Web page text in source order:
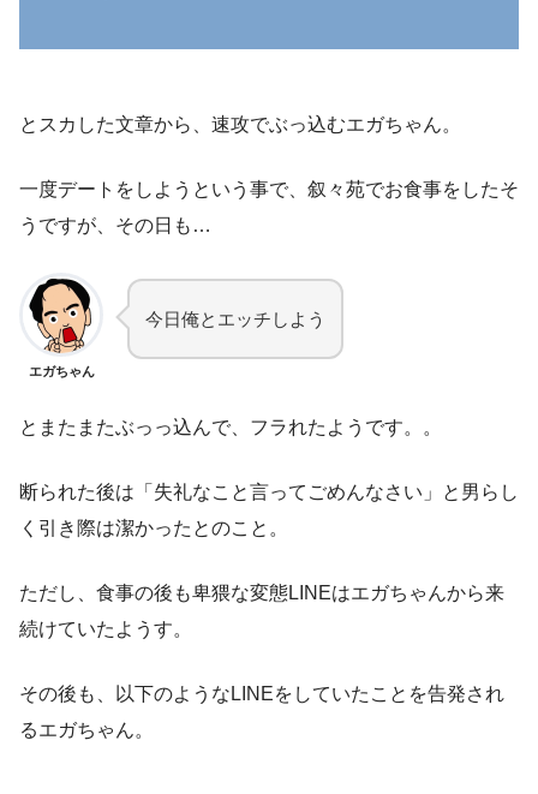
とスカした文章から、速攻でぶっ込むエガちゃん。
一度デートをしようという事で、叙々苑でお食事をしたそ
うですが、その日も…
エガちゃん
今日俺とエッチしよう
とまたまたぶっっ込んで、フラれたようです。。
断られた後は「失礼なこと言ってごめんなさい」と男らし
く引き際は潔かったとのこと。
ただし、食事の後も卑猥な変態LINEはエガちゃんから来
続けていたようす。
その後も、以下のようなLINEをしていたことを告発され
るエガちゃん。